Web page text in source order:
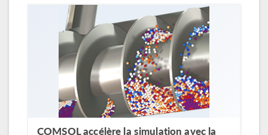
COMSOL accélère la simulation avec la